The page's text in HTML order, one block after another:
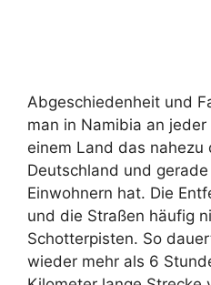
Abgeschiedenheit und
man in Namibia an jeder
einem Land das
Deutschland und
Einwohnern hat. Die
und die Straßen häufig
Schotterpisten. So
wieder mehr als 6